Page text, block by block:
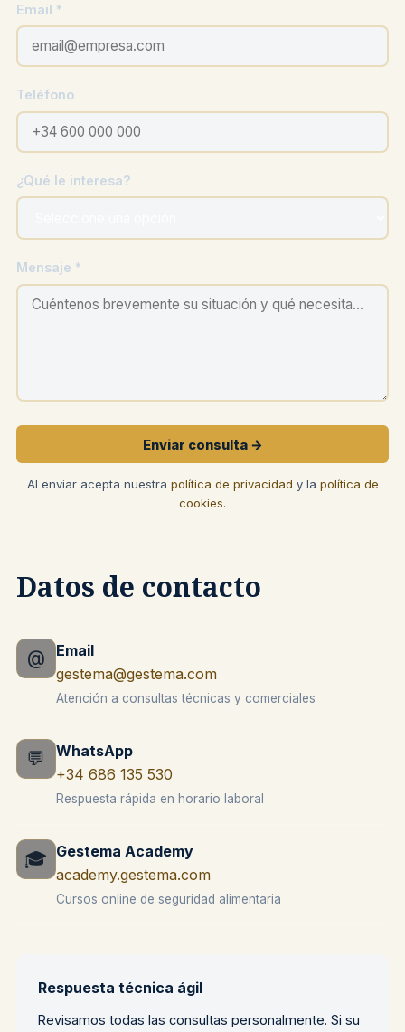
Email *
Teléfono
¿Qué le interesa?
Mensaje *
Enviar consulta →
Al enviar acepta nuestra política de privacidad y la política de
cookies.
Datos de contacto
@
Email
gestema@gestema.com
Atención a consultas técnicas y comerciales
💬
WhatsApp
+34 686 135 530
Respuesta rápida en horario laboral
🎓 Gestema Academy
academy.gestema.com
Cursos online de seguridad alimentaria
Respuesta técnica ágil
Revisamos todas las consultas personalmente. Si su